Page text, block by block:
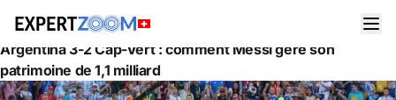
Actualités
Gestion de Patrimoine
Argentina 3-2 Cap-Vert : comment Messi gère son
patrimoine de 1,1 milliard